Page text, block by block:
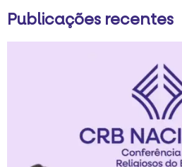
Publicações recentes